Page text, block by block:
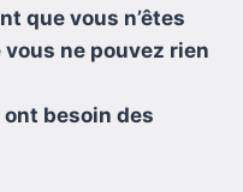
que vous n’êtes
ne pouvez rien
besoin des